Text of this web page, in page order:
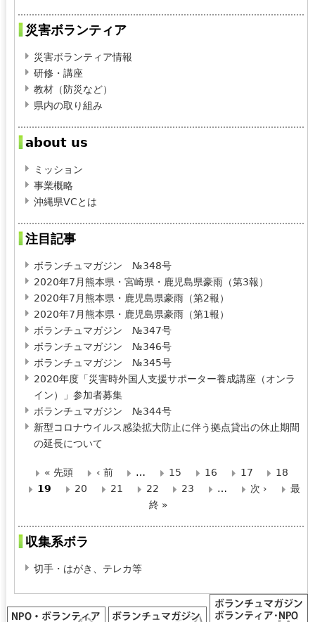
災害ボランティア
災害ボランティア情報
研修・講座
教材（防災など）
県内の取り組み
about us
ミッション
事業概略
沖縄県VCとは
注目記事
ボランチュマガジン №348号
2020年7月熊本県・宮崎県・鹿児島県豪雨（第3報）
2020年7月熊本県・鹿児島県豪雨（第2報）
2020年7月熊本県・鹿児島県豪雨（第1報）
ボランチュマガジン №347号
ボランチュマガジン №346号
ボランチュマガジン №345号
2020年度「災害時外国人支援サポーター養成講座（オンラ
イン）」参加者募集
ボランチュマガジン №344号
新型コロナウイルス感染拡大防止に伴う拠点貸出の休止期間
の延長について
ペ
ジ
« 先頭 ‹ 前 … 15 16 17
18
19
20 21 22 23 … 次 ›
最
終 »
収集系ボラ
切手・はがき、テレカ等